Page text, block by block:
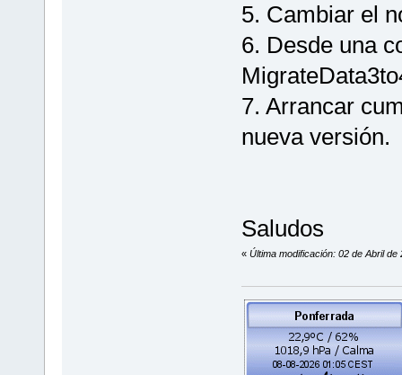
5. Cambiar el
6. Desde una
7. Arrancar
nueva versión.
Saludos
« Última modificación: 02 de Abril